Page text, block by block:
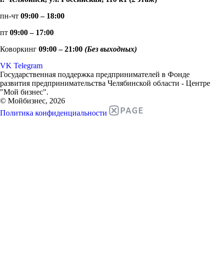
пн-чт 09:00 – 18:00
пт 09:00 – 17:00
Коворкинг 09:00 – 21:00 (Без выходных)
VK Telegram
Государственная поддержка предпринимателей в Фонде
развития предпринимательства Челябинской области - Центре
"Мой бизнес".
© Мойбизнес, 2026
Политика конфиденциальности